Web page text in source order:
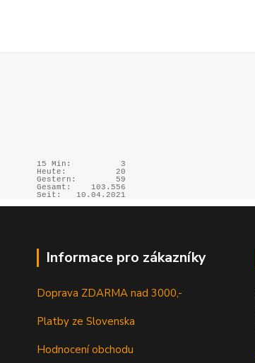
15 Min:
3
Heute:
20
Gestern:
59
Gesamt:
103.556
Seit:
10.04.2021
Informace pro zákazníky
Doprava ZDARMA nad 3000,-
Platby ze Slovenska
Hodnocení obchodu